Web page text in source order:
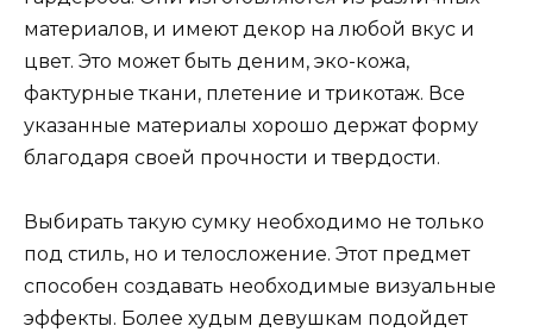
материалов, и имеют декор на любой вкус и
цвет. Это может быть деним, эко-кожа,
фактурные ткани, плетение и трикотаж. Все
указанные материалы хорошо держат форму
благодаря своей прочности и твердости.
Выбирать такую сумку необходимо не только
под стиль, но и телосложение. Этот предмет
способен создавать необходимые визуальные
эффекты. Более худым девушкам подойдет